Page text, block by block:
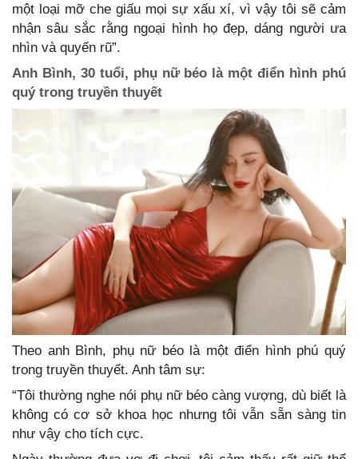
một loại mỡ che giấu mọi sự xấu xí, vì vậy tôi sẽ cảm
nhận sâu sắc rằng ngoại hình họ đẹp, dáng người ưa
nhìn và quyến rũ”.
Anh Bình, 30 tuổi, phụ nữ béo là một điển hình phú
quý trong truyền thuyết
Theo anh Bình, phụ nữ béo là một điển hình phú quý
trong truyền thuyết. Anh tâm sự:
“Tôi thường nghe nói phụ nữ béo càng vượng, dù biết là
không có cơ sở khoa học nhưng tôi vẫn sẵn sàng tin
như vậy cho tích cực.